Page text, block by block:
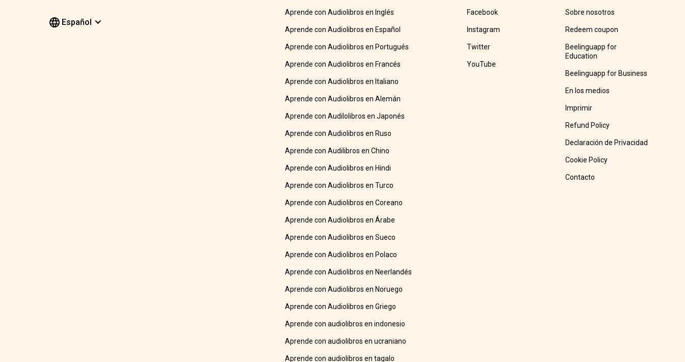
Español
Aprende con Audiolibros en Inglés
Aprende con Audiolibros en Español
Aprende con Audiolibros en Portugués
Aprende con Audiolibros en Francés
Aprende con Audiolibros en Italiano
Aprende con Audiolibros en Alemán
Aprende con Audilolibros en Japonés
Aprende con Audiolibros en Ruso
Aprende con Audilibros en Chino
Aprende con Audiolibros en Hindi
Aprende con Audiolibros en Turco
Aprende con Audiolibros en Coreano
Aprende con Audiolibros en Árabe
Aprende con Audiolibros en Sueco
Aprende con Audiolibros en Polaco
Aprende con Audiolibros en Neerlandés
Aprende con Audiolibros en Noruego
Aprende con Audiolibros en Griego
Aprende con audiolibros en indonesio
Aprende con audiolibros en ucraniano
Aprende con audiolibros en tagalo
Facebook
Instagram
Twitter
YouTube
Sobre nosotros
Redeem coupon
Beelinguapp for
Education
Beelinguapp for Business
En los medios
Imprimir
Refund Policy
Declaración de Privacidad
Cookie Policy
Contacto